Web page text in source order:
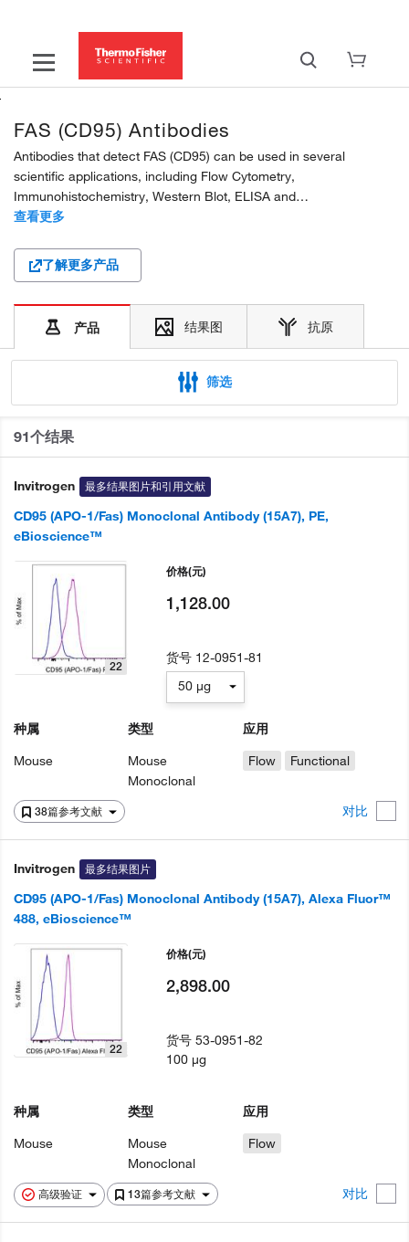
FAS (CD95) Antibodies
Antibodies that detect FAS (CD95) can be used in several
scientific applications, including Flow Cytometry,
Immunohistochemistry, Western Blot, ELISA and
Immunocytochemistry. These antibodies target FAS (CD95) in
monoclonal,...
查看更多
了解更多产品
产品 结果图 抗原
筛选
91个结果
Invitrogen 最多结果图片和引用文献
CD95 (APO-1/Fas) Monoclonal Antibody (15A7), PE,
eBioscience™
38篇参考文献 对比
22
种属
Mouse
类型
Mouse
Monoclonal
应用
Flow
Functional
价格(元)
1,128.00
货号 12-0951-81
50 µg
Invitrogen 最多结果图片
CD95 (APO-1/Fas) Monoclonal Antibody (15A7), Alexa Fluor™
488, eBioscience™
高级验证 13篇参考文献 对比
22
种属
Mouse
类型
Mouse
Monoclonal
应用
Flow
价格(元)
2,898.00
货号53-0951-82
100 µg